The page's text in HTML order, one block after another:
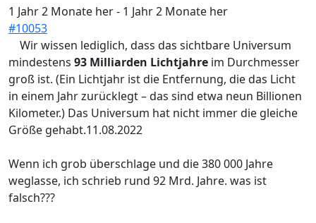
1 Jahr 2 Monate her- 1 Jahr 2 Monate her
#10053
Wir wissen lediglich, dass das sichtbare Universum
mindestens 93 Milliarden Lichtjahre im Durchmesser
groß ist. (Ein Lichtjahr ist die Entfernung, die das Licht
in einem Jahr zurücklegt – das sind etwa neun Billionen
Kilometer.) Das Universum hat nicht immer die gleiche
Größe gehabt.11.08.2022
Wenn ich grob überschlage und die 380 000 Jahre
weglasse, ich schrieb rund 92 Mrd. Jahre. was ist
falsch???